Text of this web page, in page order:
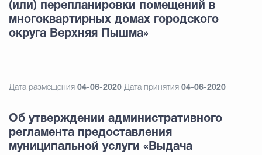
(или) перепланировки помещений в
многоквартирных домах городского
округа Верхняя Пышма»
Дата размещения 04-06-2020 Дата принятия 04-06-2020
Об утверждении административного
регламента предоставления
муниципальной услуги «Выдача